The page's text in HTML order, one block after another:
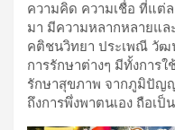
ความคิด ความเชื่อ ที่แต่
มา มีความหลากหลายแ
คติชนวิทยา ประเพณี วั
การรักษาต่างๆ มีทั้งการ
รักษาสุขภาพ จากภูมิปัญ
ถึงการพึ่งพาตนเอง ถือเ